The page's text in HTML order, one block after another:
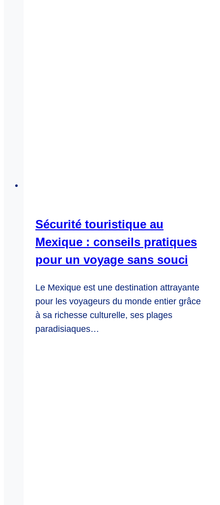
Sécurité touristique au
Mexique : conseils pratiques
pour un voyage sans souci
Le Mexique est une destination attrayante
pour les voyageurs du monde entier grâce
à sa richesse culturelle, ses plages
paradisiaques…